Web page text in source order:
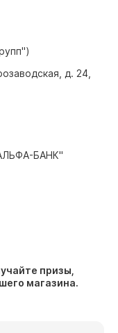
д. 24,
БАНК"
призы,
магазина.